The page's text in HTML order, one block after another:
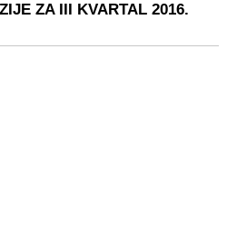
ZA III KVARTAL 2016.